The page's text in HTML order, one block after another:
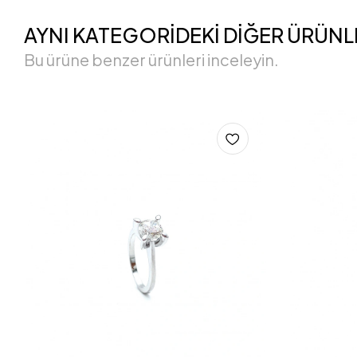
AYNI KATEGORİDEKİ DİĞER
Bu ürüne benzer ürünleri inceleyin.